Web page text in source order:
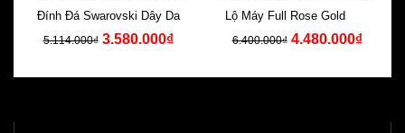
Đính Đá Swarovski Dây Da
5.114.000₫ 3.580.000₫
Lộ Máy Full Rose Gold Dây
Da Hồng
6.400.000₫ 4.480.000₫